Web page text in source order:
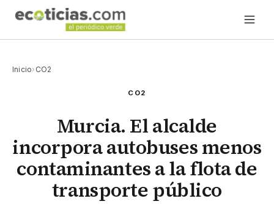
Inicio› CO2
CO2
Murcia. El alcalde
incorpora autobuses menos
contaminantes a la flota de
transporte público